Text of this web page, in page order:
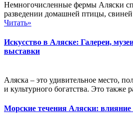
Немногочисленные фермы Аляски
разведении домашней птицы, свиней
Читать»
Искусство в Аляске: Галереи,
выставки
Аляска – это удивительное место,
и культурного богатства. Это также
Морские течения Аляски: